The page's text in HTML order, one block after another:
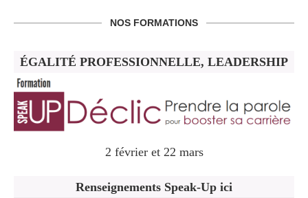
NOS FORMATIONS
ÉGALITÉ PROFESSIONNELLE, LEADERSHIP
2 février et 22 mars
Renseignements Speak-Up ici